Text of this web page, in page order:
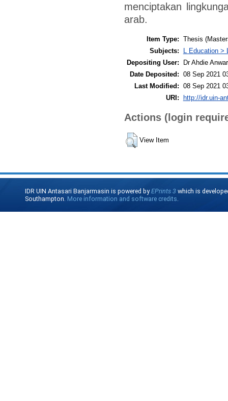
menciptakan
arab.
Item Type: Thesis
Subjects:
L Education >
Depositing User:
Dr Ahdie
Date Deposited: 08 Sep 2021
Last Modified: 08 Sep 2021
URI: http://idr.uin-
Actions (login
View Item
IDR UIN Antasari Banjarmasin is powered byEPrints 3 which is
Southampton. More information and software credits.